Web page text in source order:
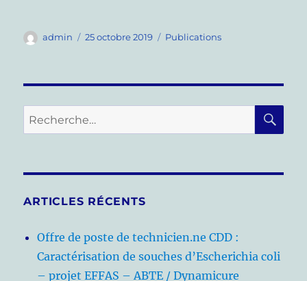
Auteur
admin
Publié
25 octobre 2019 Catégories
Publications
Recherche
pour :
ARTICLES RÉCENTS
Offre de poste de technicien.ne CDD :
Caractérisation de souches d’Escherichia coli
– projet EFFAS – ABTE / Dynamicure